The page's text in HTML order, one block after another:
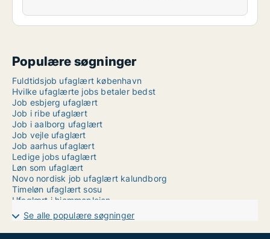
Populære søgninger
Fuldtidsjob ufaglært københavn
Hvilke ufaglærte jobs betaler bedst
Job esbjerg ufaglært
Job i ribe ufaglært
Job i aalborg ufaglært
Job vejle ufaglært
Job aarhus ufaglært
Ledige jobs ufaglært
Løn som ufaglært
Novo nordisk job ufaglært kalundborg
Timeløn ufaglært sosu
Ufaglært i hjemmeplejen
Ufaglært job fredericia
Ufaglært job frederikshavn
Ufaglært job langeland
Se alle populære søgninger